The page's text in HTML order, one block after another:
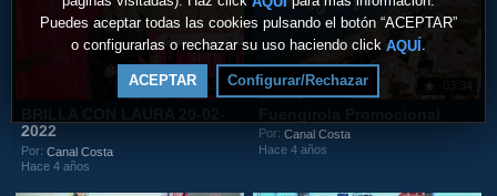
Puedes aceptar todas las cookies pulsando el botón “ACEPTAR”
o configurarlas o rechazar su uso haciendo click AQUÍ .
ACEPTAR Configurar/Rechazar
13:10
2022
Por:Canal Costa
Hace 4 años
Por:Canal Costa
Hace 4 años